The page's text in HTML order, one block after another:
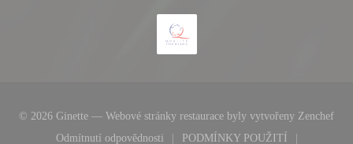
© 2026 Ginette — Webové stránky restaurace byly vytvořeny Zenchef
Odmítnutí odpovědnosti
PODMÍNKY POUŽITÍ